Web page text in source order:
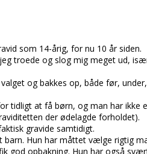
som 14-årig, for nu 10 år siden.
troede og slog mig meget ud,
og bakkes op, både før,
tidligt at få børn, og man har ikke
der ødelagde forholdet).
gravide samtidigt.
Hun har måttet vælge rigtig
god opbakning. Hun har også